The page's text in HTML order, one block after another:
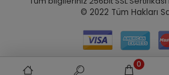
© 2022 Tüm Hakları
0